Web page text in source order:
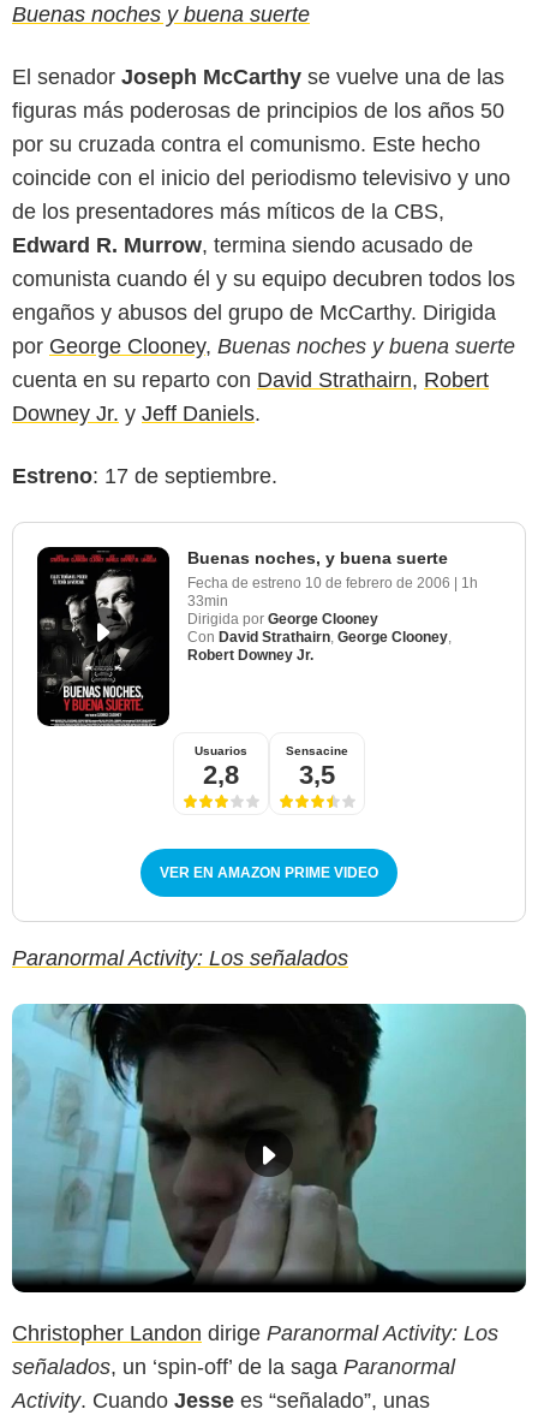
Buenas noches y buena suerte
El senador Joseph McCarthy se vuelve una de las
figuras más poderosas de principios de los años 50
por su cruzada contra el comunismo. Este hecho
coincide con el inicio del periodismo televisivo y uno
de los presentadores más míticos de la CBS,
Edward R. Murrow, termina siendo acusado de
comunista cuando él y su equipo decubren todos los
engaños y abusos del grupo de McCarthy. Dirigida
por George Clooney, Buenas noches y buena suerte
cuenta en su reparto con David Strathairn, Robert
Downey Jr. y Jeff Daniels.
Estreno: 17 de septiembre.
Buenas noches, y buena suerte
Fecha de estreno 10 de febrero de 2006 | 1h
33min
Dirigida por George Clooney
Con David Strathairn George Clooney
Robert Downey Jr.
Usuarios
2,8
Sensacine
3,5
VER EN AMAZON PRIME VIDEO
Paranormal Activity: Los señalados
Christopher Landon dirige Paranormal Activity: Los
señalados, un ‘spin-off’ de la saga Paranormal
Activity. Cuando Jesse es “señalado”, unas